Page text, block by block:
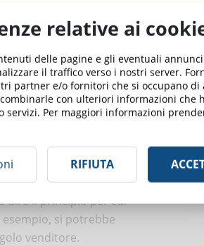
migliori per
del tempo. Per
corso online si devono
, ossia
dire il principio per cui
si potrebbe
venditore.
relative ai
delle pagine e gli eventuali annunci
il traffico verso i nostri server.
partner e/o fornitori che si occupano di
con ulteriori informazioni che
Per maggiori informazioni
RIFIUTA